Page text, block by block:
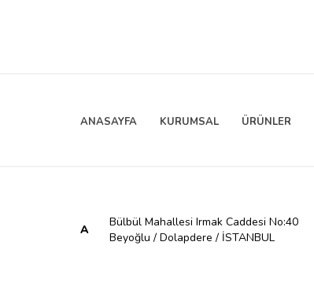
ANASAYFA KURUMSAL ÜRÜNLER
A
Bülbül Mahallesi Irmak Caddesi No:40
Beyoğlu / Dolapdere / İSTANBUL